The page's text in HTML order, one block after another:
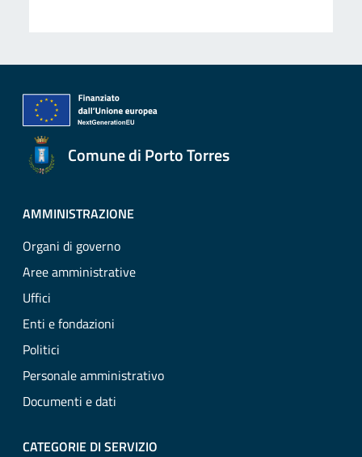
Comune di Porto Torres
AMMINISTRAZIONE
Organi di governo
Aree amministrative
Uffici
Enti e fondazioni
Politici
Personale amministrativo
Documenti e dati
CATEGORIE DI SERVIZIO